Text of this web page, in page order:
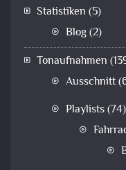
Statistiken (5)
Blog(2)
Tonaufnahmen
Ausschnitt
Playlists(74)